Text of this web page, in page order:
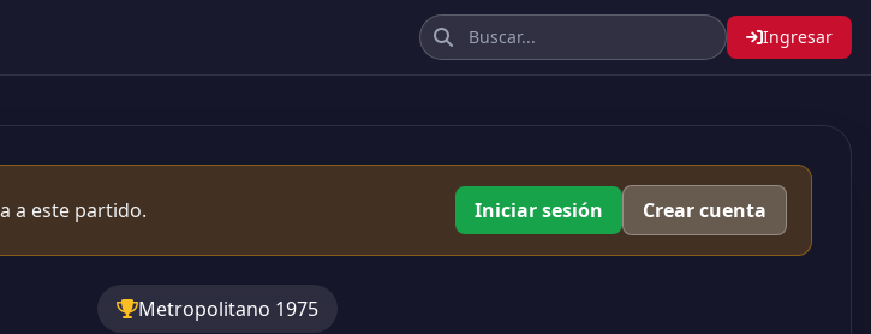
Ingresar
a este partido. Iniciar sesión Crear cuenta
Metropolitano 1975